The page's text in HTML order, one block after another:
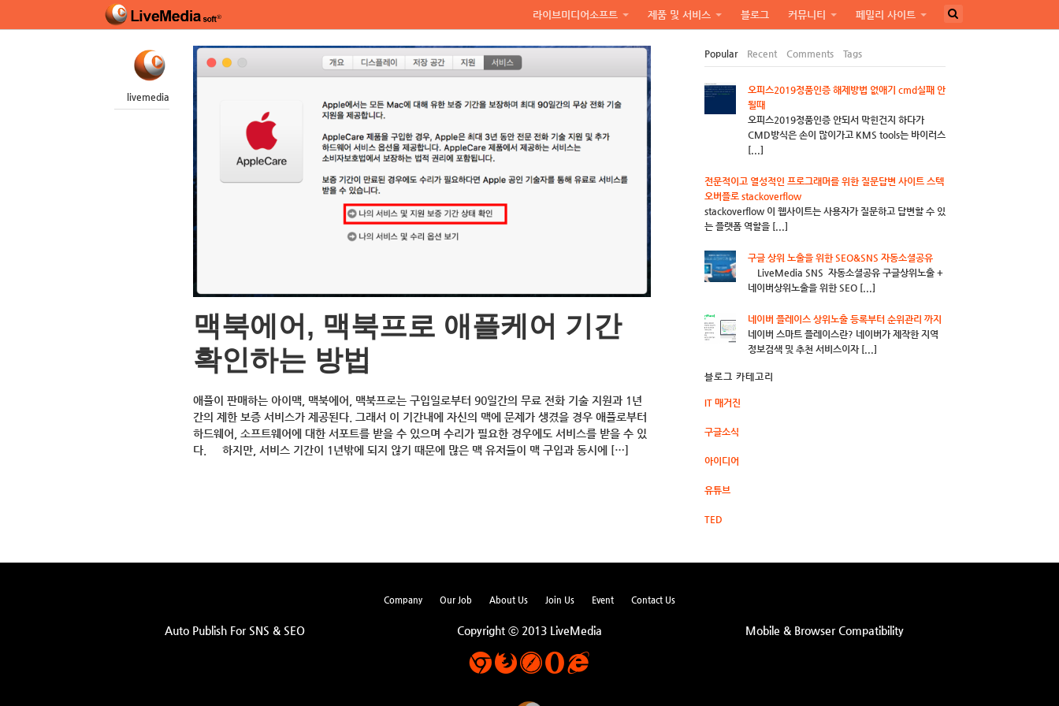
라이브미디어소프트 제품 및 서비스 블로그 커뮤니티 페밀리 사이트
livemedia
맥북에어, 맥북프로 애플케어 기간
확인하는 방법
애플이 판매하는 아이맥, 맥북에어, 맥북프로는 구입일로부터 90일간의 무료 전화 기술 지원과 1년
간의 제한 보증 서비스가 제공된다. 그래서 이 기간내에 자신의 맥에 문제가 생겼을 경우 애플로부터
하드웨어, 소프트웨어에 대한 서포트를 받을 수 있으며 수리가 필요한 경우에도 서비스를 받을 수 있
다. 하지만, 서비스 기간이 1년밖에 되지 않기 때문에 많은 맥 유저들이 맥 구입과 동시에 […]
Popular Recent Comments Tags
오피스2019정품인증 해제방법 없애기 cmd실패 안
될때
오피스2019정품인증 안되서 막힌건지 하다가
CMD방식은 손이 많이가고 KMS tools는 바이러스
[...]
전문적이고 열성적인 프로그래머를 위한 질문답변 사이트 스텍
오버플로 stackoverflow
stackoverflow 이 웹사이트는 사용자가 질문하고 답변할 수 있
는 플랫폼 역할을 [...]
구글 상위 노출을 위한 SEO&SNS 자동소셜공유
LiveMedia SNS 자동소셜공유 구글상위노출 +
네이버상위노출을 위한 SEO [...]
네이버 플레이스 상위노출 등록부터 순위관리 까지
네이버 스마트 플레이스란? 네이버가 제작한 지역
정보검색 및 추천 서비스이자 [...]
블로그 카테고리
IT 매거진
구글소식
아이디어
유튜브
TED
Company Our Job About Us Join Us Event Contact Us
Auto Publish For SNS & SEO Copyright ⓒ 2013 LiveMedia Mobile & Browser Compatibility